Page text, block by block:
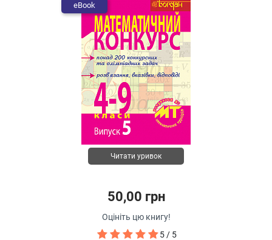
eBook
Читати уривок
50,00 грн
Оцініть цю книгу!
5 / 5